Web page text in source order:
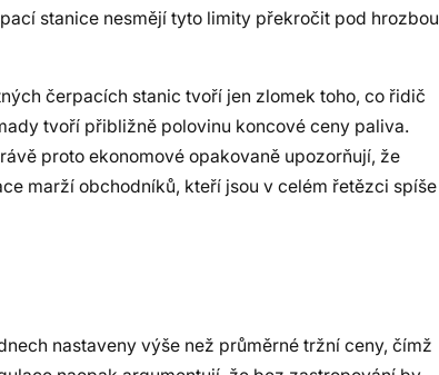
stanice nesmějí tyto limity překročit pod hrozbou
čerpacích stanic tvoří jen zlomek toho, co řidič
tvoří přibližně polovinu koncové ceny paliva.
proto ekonomové opakovaně upozorňují, že
marží obchodníků, kteří jsou v celém řetězci spíše
nastaveny výše než průměrné tržní ceny, čímž